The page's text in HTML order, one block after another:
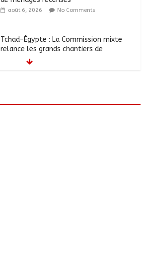
août 6, 2026 No Comments
Tchad–Égypte : La Commission mixte
relance les grands chantiers de
coopération
les progrès du Tchad en matière de